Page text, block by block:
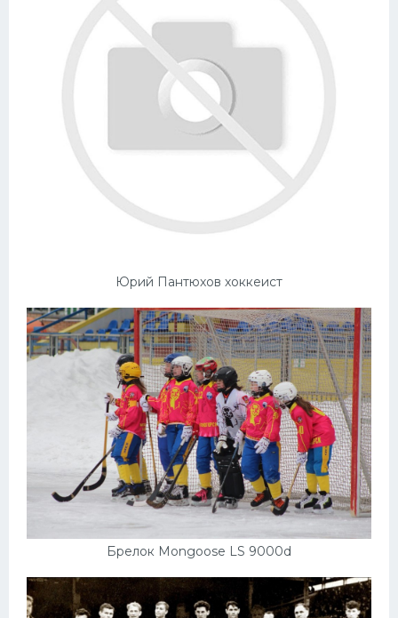
Юрий Пантюхов хоккеист
Брелок Mongoose LS 9000d